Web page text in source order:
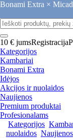
Bonami Extra ×
10 € jumsRegistracija
Kategorijos
Kambariai
Bonami Extra
Idėjos
Akcijos ir nuolaidos
Naujienos
Premium produktai
Profesionalams
Kategorijos
nuolaidos Naujienos